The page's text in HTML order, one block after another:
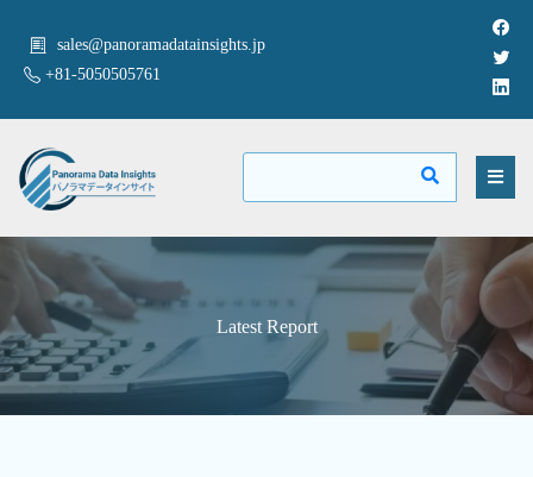
sales@panoramadatainsights.jp
+81-5050505761
Latest Report